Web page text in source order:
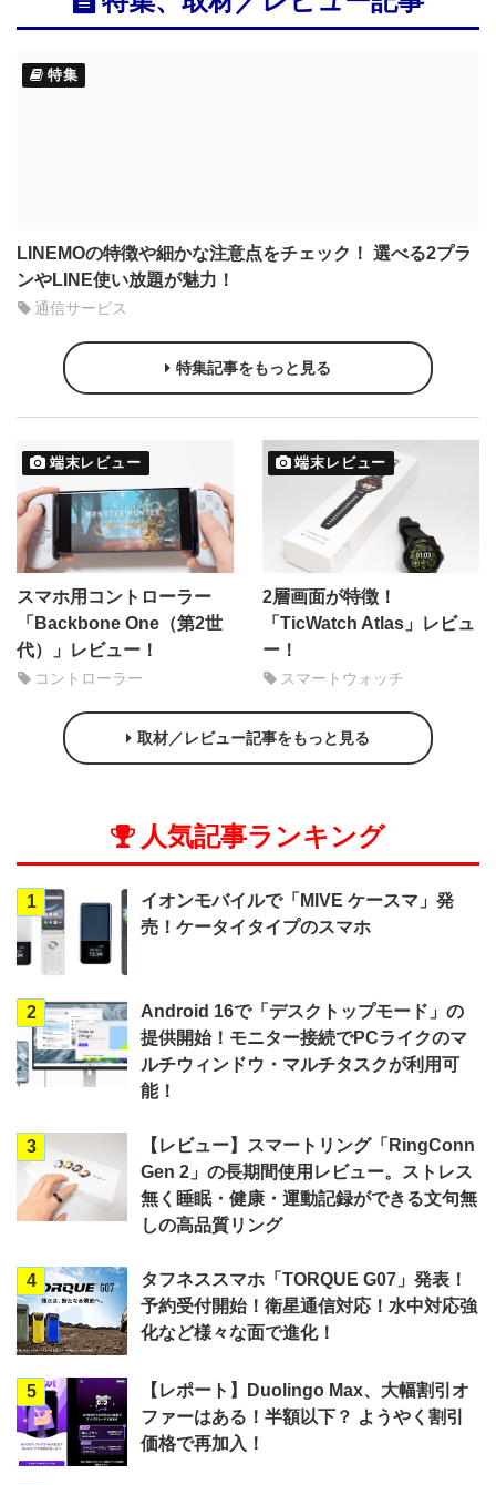
特集
LINEMOの特徴や細かな注意点をチェック！ 選べる2プラ
ンやLINE使い放題が魅力！
通信サービス
特集記事をもっと見る
端末レビュー
スマホ用コントローラー
「Backbone One（第2世
代）」レビュー！
コントローラー
端末レビュー
2層画面が特徴！
「TicWatch Atlas」レビュ
ー！
スマートウォッチ
取材／レビュー記事をもっと見る
人気記事ランキング
1
イオンモバイルで「MIVE ケースマ」発
売！ケータイタイプのスマホ
2
Android 16で「デスクトップモード」の
提供開始！モニター接続でPCライクのマ
ルチウィンドウ・マルチタスクが利用可
能！
3
【レビュー】スマートリング「RingConn
Gen 2」の長期間使用レビュー。ストレス
無く睡眠・健康・運動記録ができる文句無
しの高品質リング
4
タフネススマホ「TORQUE G07」発表！
予約受付開始！衛星通信対応！水中対応強
化など様々な面で進化！
5
【レポート】Duolingo Max、大幅割引オ
ファーはある！半額以下？ ようやく割引
価格で再加入！